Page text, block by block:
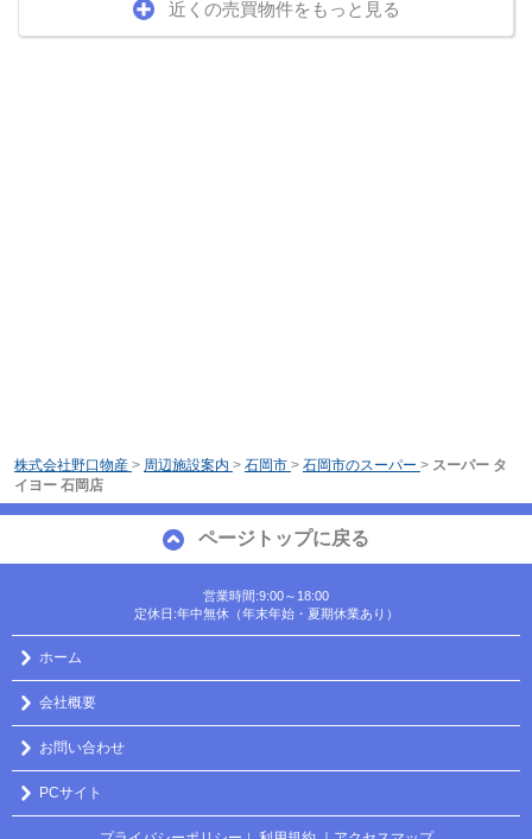
近くの売買物件をもっと見る
株式会社野口物産 > 周辺施設案内 > 石岡市 > 石岡市のスーパー > スーパー タ
イヨー 石岡店
ページトップに戻る
営業時間:9:00～18:00
定休日:年中無休（年末年始・夏期休業あり）
ホーム
会社概要
お問い合わせ
PCサイト